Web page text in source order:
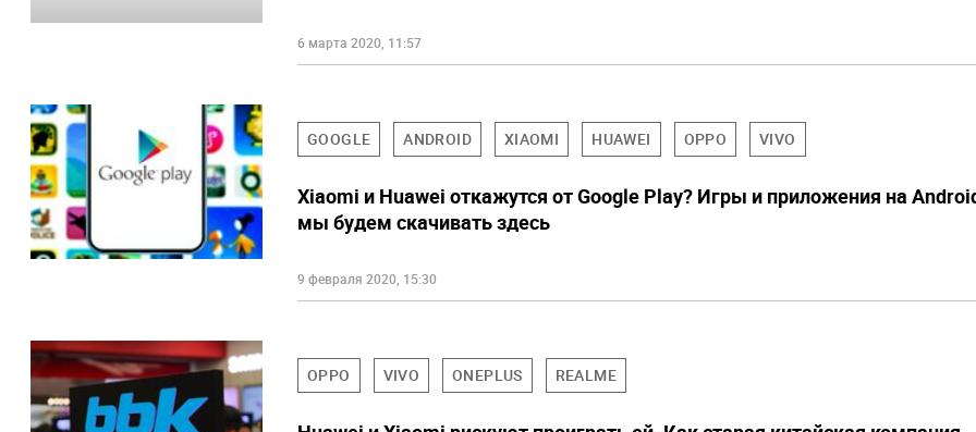
6 марта 2020, 11:57
GOOGLE ANDROID XIAOMI HUAWEI OPPO VIVO
Xiaomi и Huawei откажутся от Google Play? Игры и приложения на
мы будем скачивать здесь
9 февраля 2020, 15:30
OPPO VIVO ONEPLUS REALME